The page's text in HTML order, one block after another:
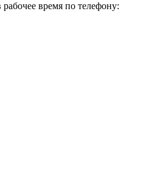
время по телефону: